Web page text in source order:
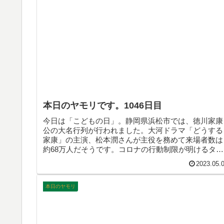
本日のヤモリです。1046日目
今日は「こどもの日」。静岡県浜松市では、徳川家康
公の大名行列が行われました。大河ドラマ「どうする
家康」の主演、松本潤さんが主役を務めて来場者数は
約68万人だそうです。コロナの行動制限が明けるタイ
ミングとはいえ、もの凄い人気ですね。そんなこんな
本日のヤモリ